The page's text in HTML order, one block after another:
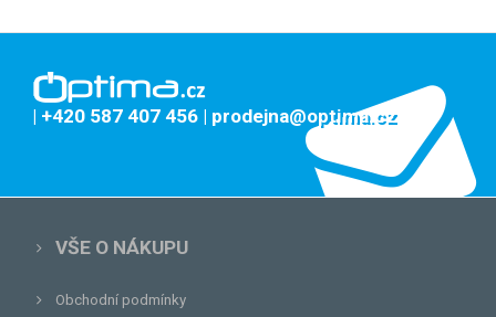
| +420 587 407 456 | prodejna@optima.cz
VŠE O NÁKUPU
Obchodní podmínky